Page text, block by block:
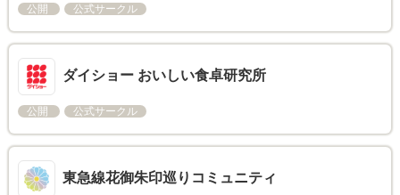
公開 公式サークル
ダイショー おいしい食卓研究所
公開 公式サークル
東急線花御朱印巡りコミュニティ